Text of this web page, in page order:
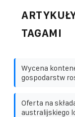
TAGAMI
Wycena
gospodarstw
Oferta na
australijskiego